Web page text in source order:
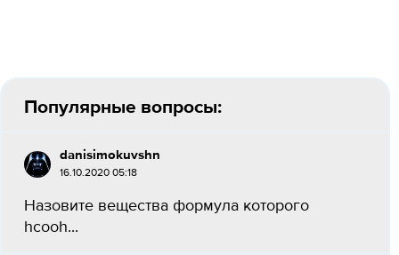
Популярные вопросы:
danisimokuvshn
16.10.2020 05:18
Назовите вещества формула которого
hcooh...